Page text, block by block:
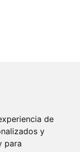
de
y
para